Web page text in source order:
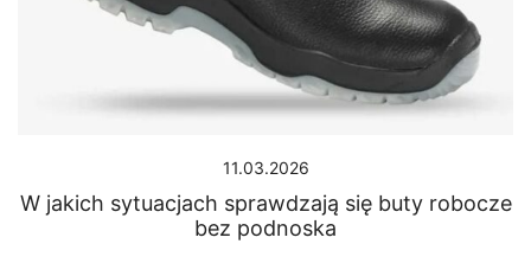
11.03.2026
W jakich sytuacjach sprawdzają się buty robocze
bez podnoska